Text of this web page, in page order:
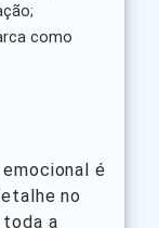
como
é
no
a